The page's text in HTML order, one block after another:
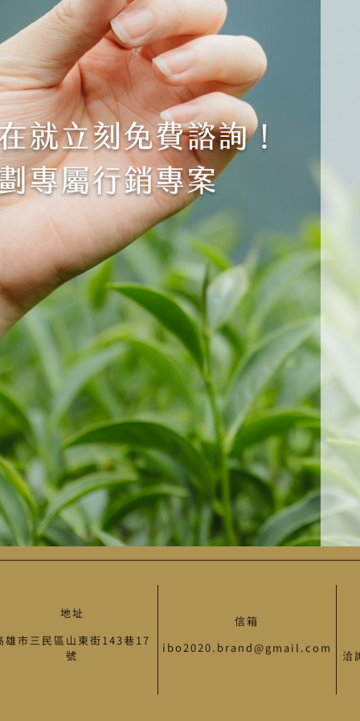
地址
雄市三民區山東街143巷17
號
信箱
ibo2020.brand@gmail.com
洽